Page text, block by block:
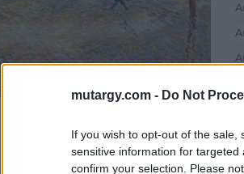
mutargy.com - Do Not
If you wish to opt-out of the
sensitive information for
confirm your selection. Please